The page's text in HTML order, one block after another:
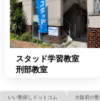
スタッド学習教室
刑部教室
いい塾探しドットコム 大阪府の塾